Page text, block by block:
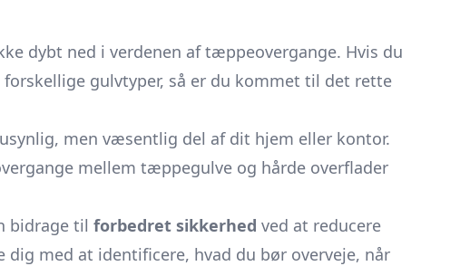
dybt ned i verdenen af tæppeovergange. Hvis du
gulvtyper, så er du kommet til det rette
men væsentlig del af dit hjem eller kontor.
mellem tæppegulve og hårde overflader
bidrage til forbedret sikkerhed ved at reducere
med at identificere, hvad du bør overveje, når